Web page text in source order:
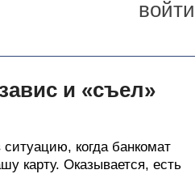
войти
и «съел»
когда банкомат
карту. Оказывается, есть